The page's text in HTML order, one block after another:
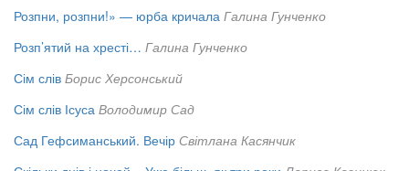
Розпни, розпни!» — юрба кричала Галина Гунченко
Розп’ятий на хресті… Галина Гунченко
Сім слів Борис Херсонський
Сім слів Ісуса Володимир Сад
Сад Гефсиманський. Вечір Світлана Касянчик